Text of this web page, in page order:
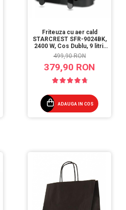
Friteuza cu aer cald
STARCREST SFR-9024BK,
2400 W, Cos Dublu, 9 litri,
Termostat 80 - 200 °C, 12
programe, Negru
499,90 RON
379,90 RON
ADAUGA IN COS